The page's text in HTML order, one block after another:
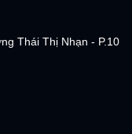
Thái Thị Nhạn - P.10